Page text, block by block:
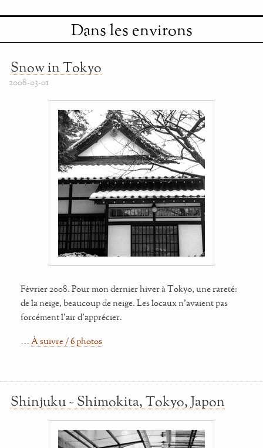
Dans les environs
Snow in Tokyo
2008-03-01
Février 2008. Pour mon dernier hiver à Tokyo, une rareté:
de la neige, beaucoup de neige. Les locaux n'avaient pas
forcément l'air d'apprécier.
… À suivre / 6 photos
Shinjuku ~ Shimokita, Tokyo, Japon